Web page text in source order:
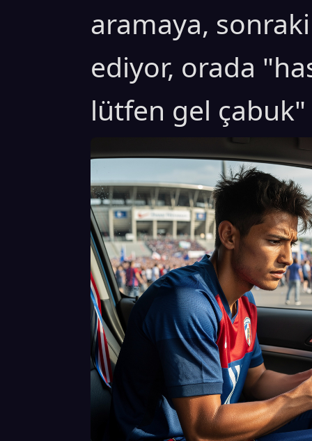
aramaya,
ediyor, orada
lütfen gel çabuk"